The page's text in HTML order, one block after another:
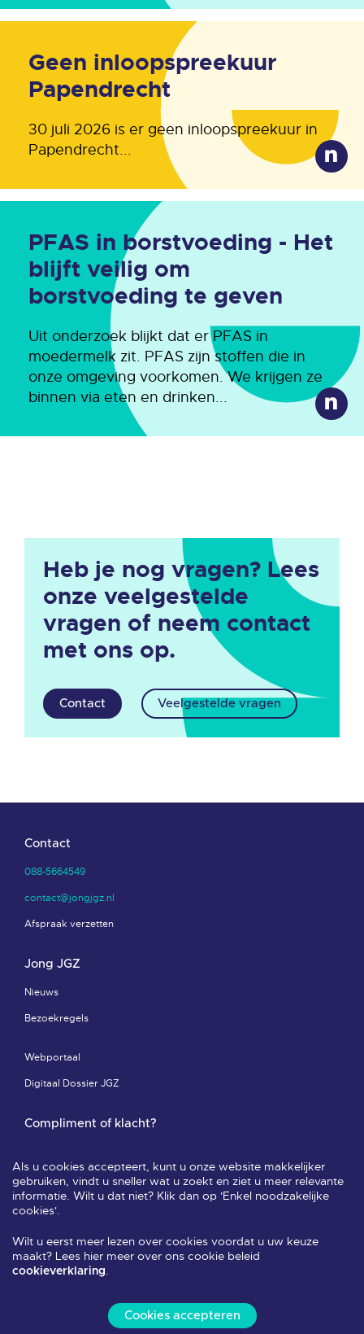
Geen inloopspreekuur
Papendrecht
30 juli 2026 is er geen inloopspreekuur in
Papendrecht...
PFAS in borstvoeding - Het
blijft veilig om
borstvoeding te geven
Uit onderzoek blijkt dat er PFAS in
moedermelk zit. PFAS zijn stoffen die in
onze omgeving voorkomen. We krijgen ze
binnen via eten en drinken...
Heb je nog vragen? Lees
onze veelgestelde
vragen of neem contact
met ons op.
Contact Veelgestelde vragen
Contact
088-5664549
contact@jongjgz.nl
Afspraak verzetten
Jong JGZ
Nieuws
Bezoekregels
Webportaal
Digitaal Dossier JGZ
Compliment of klacht?
Leveringsvoorwaarden & privacy
Veelgestelde vragen
Volg ons
Als u cookies accepteert, kunt u onze website makkelijker
gebruiken, vindt u sneller wat u zoekt en ziet u meer relevante
informatie. Wilt u dat niet? Klik dan op 'Enkel noodzakelijke
cookies'.
Wilt u eerst meer lezen over cookies voordat u uw keuze
maakt? Lees hier meer over ons cookie beleid
cookieverklaring.
Cookies accepteren